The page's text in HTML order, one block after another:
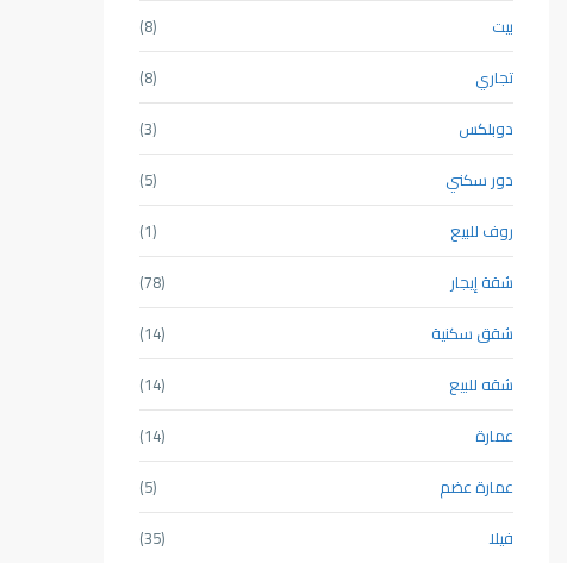
بيت
(8)
تجاري
(8)
دوبلكس
(3)
دور سكني
(5)
روف للبيع
(1)
شقة إيجار
(78)
شقق سكنية
(14)
شقه للبيع
(14)
عمارة
(14)
عمارة عضم
(5)
فيلا
(35)